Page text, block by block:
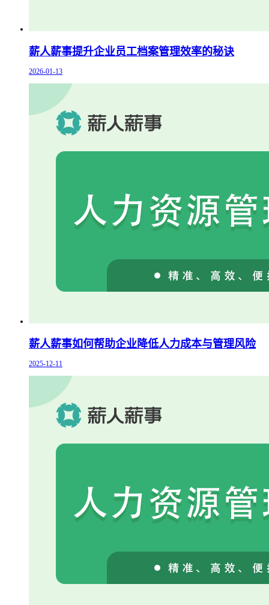
薪人薪事提升企业员工档案管理效率的秘诀
2026-01-13
薪人薪事如何帮助企业降低人力成本与管理风险
2025-12-11